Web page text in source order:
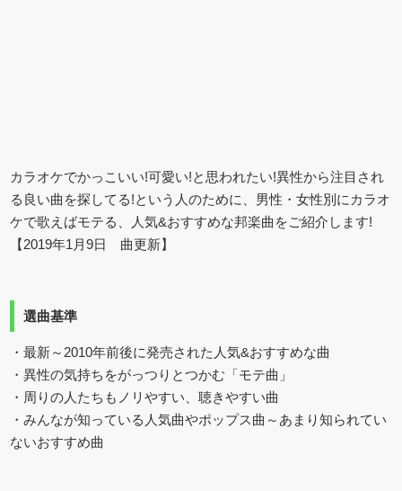
カラオケでかっこいい!可愛い!と思われたい!異性から注目され
る良い曲を探してる!という人のために、男性・女性別にカラオ
ケで歌えばモテる、人気&おすすめな邦楽曲をご紹介します!
【2019年1月9日 曲更新】
選曲基準
・最新～2010年前後に発売された人気&おすすめな曲
・異性の気持ちをがっつりとつかむ「モテ曲」
・周りの人たちもノリやすい、聴きやすい曲
・みんなが知っている人気曲やポップス曲～あまり知られてい
ないおすすめ曲